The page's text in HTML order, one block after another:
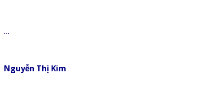
…
Nguyễn Thị Kim